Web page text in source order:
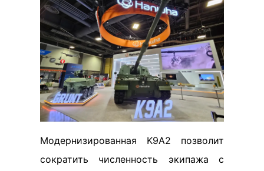
Mодернизированная K9A2 позволит
сократить численность экипажа с